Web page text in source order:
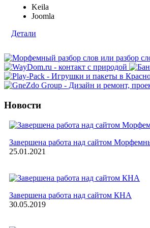
Keila
Joomla
Детали
Новости
Завершена работа над сайтом
25.01.2021
Завершена работа над сайтом КНА
30.05.2019